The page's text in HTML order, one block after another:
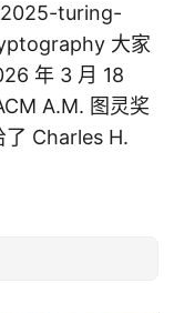
turing-
大家
年 3 月 18
A.M. 图灵奖
Charles H.